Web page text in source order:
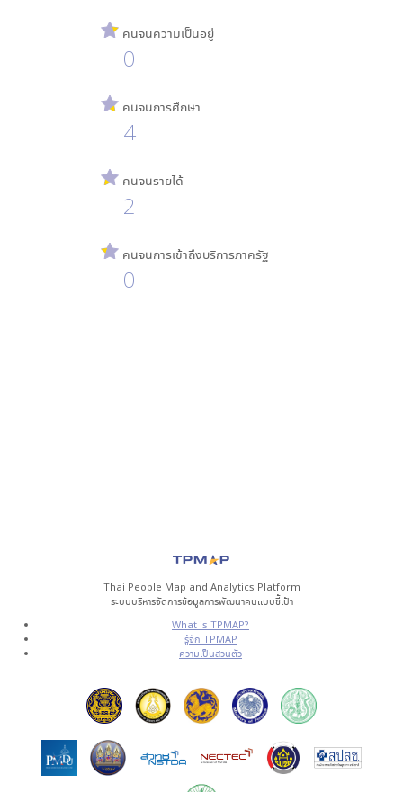
คนจนความเป็นอยู่
0
คนจนการศึกษา
4
คนจนรายได้
2
คนจนการเข้าถึงบริการภาครัฐ
0
Thai People Map and Analytics Platform
ระบบบริหารจัดการข้อมูลการพัฒนาคนแบบชี้เป้า
What is TPMAP?
รู้จัก TPMAP
ความเป็นส่วนตัว